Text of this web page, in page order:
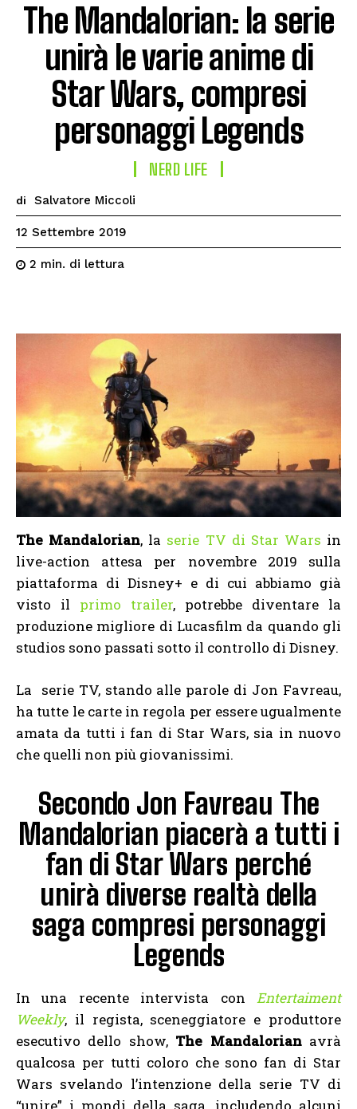
The Mandalorian: la serie
unirà le varie anime di
Star Wars, compresi
personaggi Legends
NERD LIFE
di Salvatore Miccoli
12 Settembre 2019
2 min. di lettura
The Mandalorian, la serie TV di Star Wars in
live-action attesa per novembre 2019 sulla
piattaforma di Disney+ e di cui abbiamo già
visto il primo trailer, potrebbe diventare la
produzione migliore di Lucasfilm da quando gli
studios sono passati sotto il controllo di Disney.
La serie TV, stando alle parole di Jon Favreau,
ha tutte le carte in regola per essere ugualmente
amata da tutti i fan di Star Wars, sia in nuovo
che quelli non più giovanissimi.
Secondo Jon Favreau The
Mandalorian piacerà a tutti i
fan di Star Wars perché
unirà diverse realtà della
saga compresi personaggi
Legends
In una recente intervista con Entertaiment
Weekly, il regista, sceneggiatore e produttore
esecutivo dello show, The Mandalorianavrà
qualcosa per tutti coloro che sono fan di Star
Wars svelando l’intenzione della serie TV di
“unire” i mondi della saga, includendo alcuni